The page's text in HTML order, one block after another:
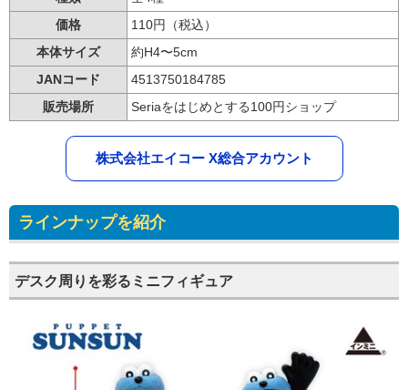
価格
110円（税込）
本体サイズ
約H4〜5cm
JANコード
4513750184785
販売場所
Seriaをはじめとする100円ショップ
株式会社エイコー X総合アカウント
ラインナップを紹介
デスク周りを彩るミニフィギュア